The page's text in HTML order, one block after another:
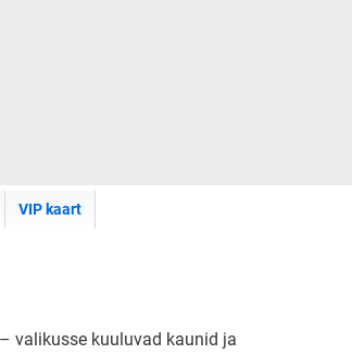
VIP kaart
valikusse kuuluvad kaunid ja